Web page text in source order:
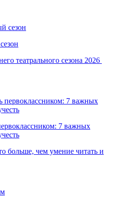
театрального сезона 2026
7 важных
больше, чем умение читать и